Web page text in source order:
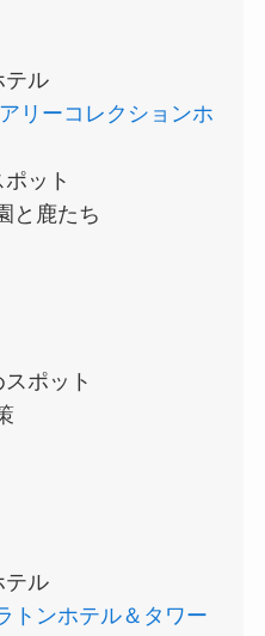
テル
リーコレクションホ
ット
と鹿たち
ポット
テル
トンホテル＆タワー